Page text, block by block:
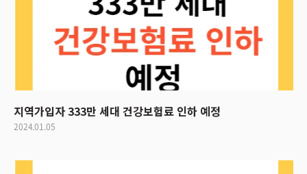
지역가입자 333만 세대 건강보험료 인하 예정
2024.01.05